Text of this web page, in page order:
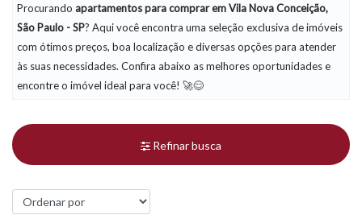
Procurando apartamentospara comprar em Vila Nova Conceição,
São Paulo - SP? Aqui você encontra uma seleção exclusiva de imóveis
com ótimos preços, boa localização e diversas opções para atender
às suas necessidades. Confira abaixo as melhores oportunidades e
encontre o imóvel ideal para você! 🚀😊
Refinar busca